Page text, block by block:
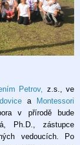
Petrov,
z.s., ve
a Montessori
v přírodě bude
Ph.D., zástupce
vedoucích. Po